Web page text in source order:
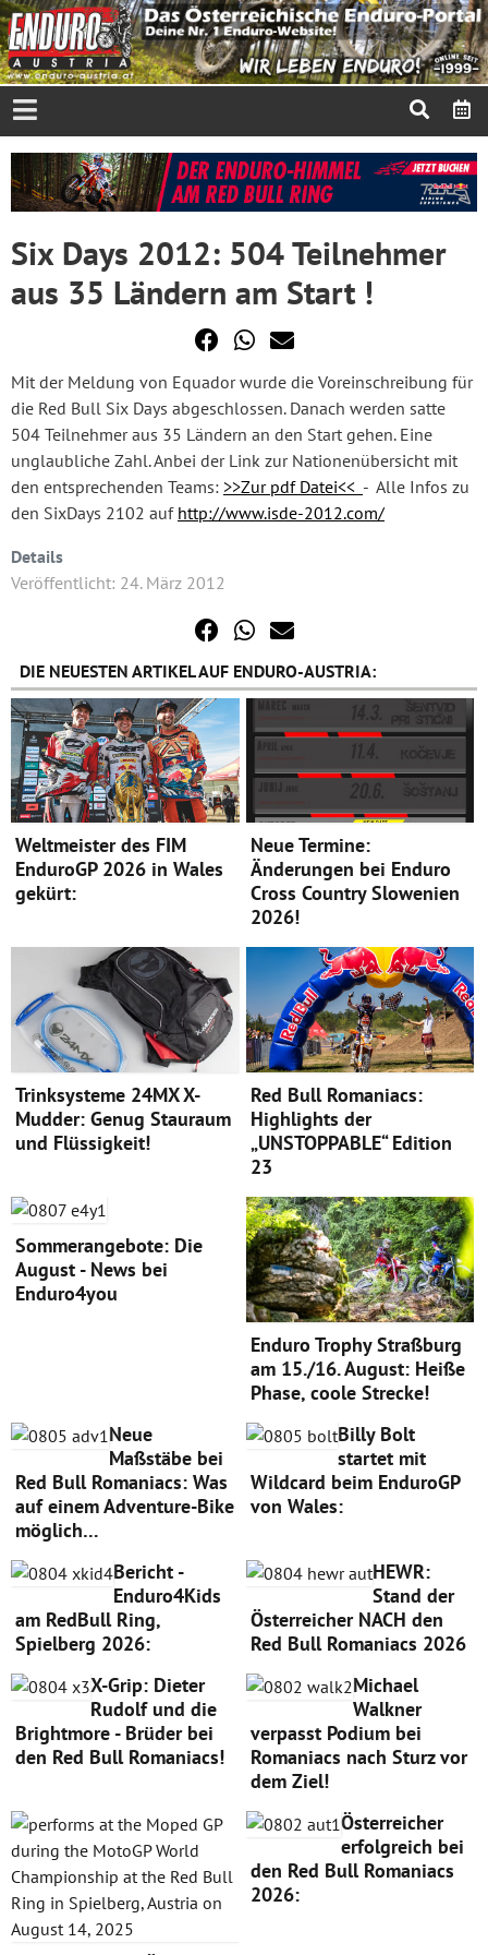
Six Days 2012: 504 Teilnehmer
aus 35 Ländern am Start !
Mit der Meldung von Equador wurde die Voreinschreibung für
die Red Bull Six Days abgeschlossen. Danach werden satte
504 Teilnehmer aus 35 Ländern an den Start gehen. Eine
unglaubliche Zahl. Anbei der Link zur Nationenübersicht mit
den entsprechenden Teams: >>Zur pdf Datei<< - Alle Infos zu
den SixDays 2102 auf http://www.isde-2012.com/
Details
Veröffentlicht: 24. März 2012
DIE NEUESTEN ARTIKEL AUF ENDURO-AUSTRIA:
Weltmeister des FIM
EnduroGP 2026 in Wales
gekürt:
Neue Termine:
Änderungen bei Enduro
Cross Country Slowenien
2026!
Trinksysteme 24MX X-
Mudder: Genug Stauraum
und Flüssigkeit!
Red Bull Romaniacs:
Highlights der
„UNSTOPPABLE“ Edition
23
Sommerangebote: Die
August - News bei
Enduro4you
Enduro Trophy Straßburg
am 15./16. August: Heiße
Phase, coole Strecke!
Neue
Maßstäbe bei
Red Bull Romaniacs: Was
auf einem Adventure-Bike
möglich…
Billy Bolt
startet mit
Wildcard beim EnduroGP
von Wales:
Bericht -
Enduro4Kids
am RedBull Ring,
Spielberg 2026:
HEWR:
Stand der
Österreicher NACH den
Red Bull Romaniacs 2026
X-Grip: Dieter
Rudolf und die
Brightmore - Brüder bei
den Red Bull Romaniacs!
Michael
Walkner
verpasst Podium bei
Romaniacs nach Sturz vor
dem Ziel!
Österreicher
erfolgreich bei
den Red Bull Romaniacs
2026: